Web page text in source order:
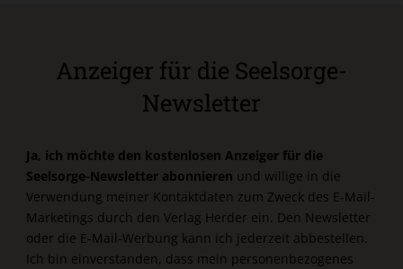
Anzeiger für die Seelsorge-
Newsletter
Ja, ich möchte den kostenlosen Anzeiger für die
Seelsorge-Newsletter abonnieren und willige in die
Verwendung meiner Kontaktdaten zum Zweck des E-Mail-
Marketings durch den Verlag Herder ein. Den Newsletter
oder die E-Mail-Werbung kann ich jederzeit abbestellen.
Ich bin einverstanden, dass mein personenbezogenes